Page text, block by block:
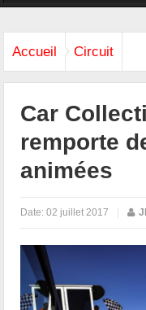
Accueil Circuit
Car
remporte
animées
Date:02 juillet 2017 |